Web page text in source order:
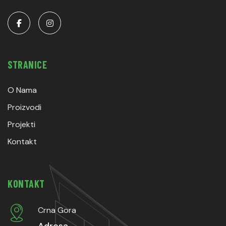
STRANICE
O Nama
Proizvodi
Projekti
Kontakt
KONTAKT
Crna Gora